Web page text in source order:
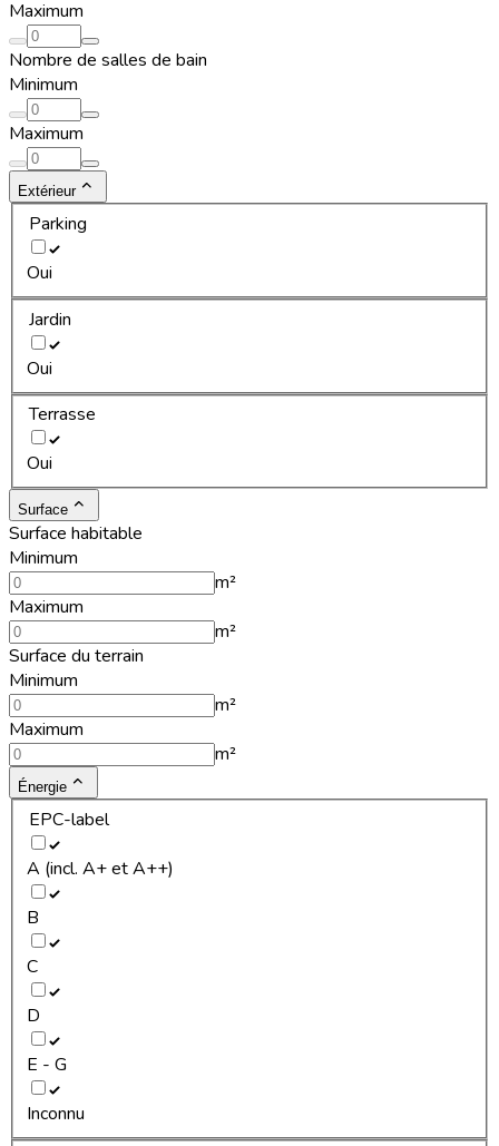
Maximum
Nombre de salles de bain
Minimum
Maximum
Extérieur
Parking
Oui
Jardin
Oui
Terrasse
Oui
Surface
Surface habitable
Minimum
m²
Maximum
m²
Surface du terrain
Minimum
m²
Maximum
m²
Énergie
EPC-label
A (incl. A+ et A++)
B
C
D
E - G
Inconnu